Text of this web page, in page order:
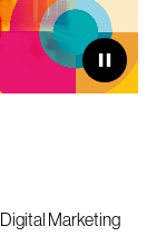
Digital Marketing